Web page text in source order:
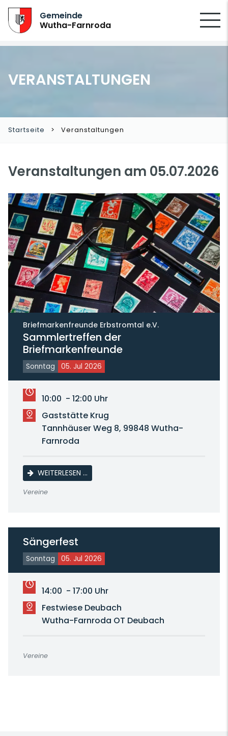
Gemeinde
Wutha-Farnroda
VERANSTALTUNGEN
Startseite Veranstaltungen
Veranstaltungen am 05.07.2026
Briefmarkenfreunde Erbstromtal e.V.
Sammlertreffen der
Briefmarkenfreunde
Sonntag 05. Jul 2026
10:00 - 12:00 Uhr
Gaststätte Krug
Tannhäuser Weg 8, 99848 Wutha-
Farnroda
WEITERLESEN …SAMMLERTREFFEN DER
Vereine
Sängerfest
Sonntag 05. Jul 2026
14:00 - 17:00 Uhr
Festwiese Deubach
Wutha-Farnroda OT Deubach
Vereine